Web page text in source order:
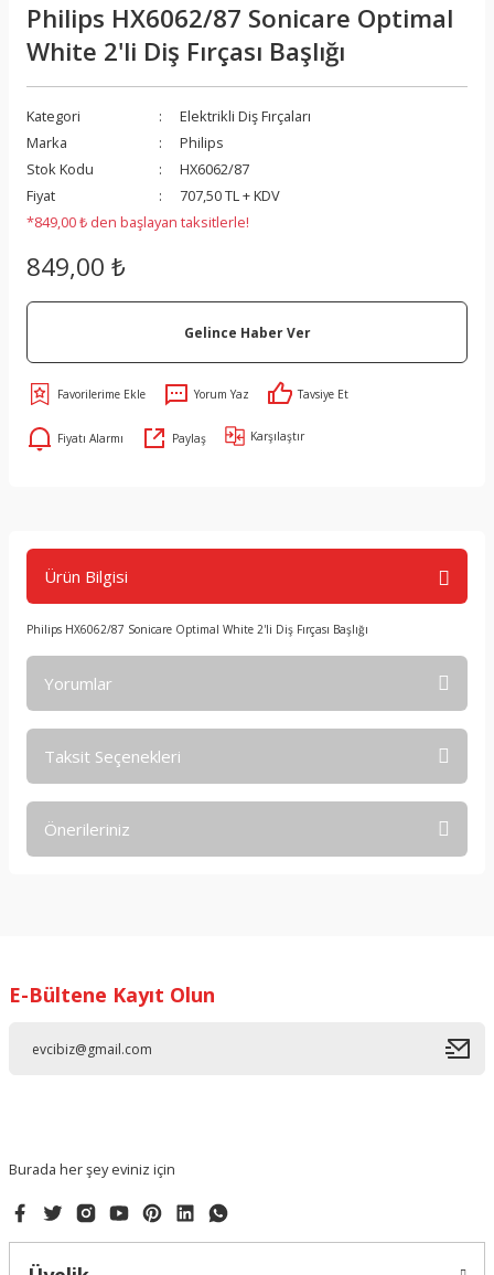
Philips HX6062/87 Sonicare Optimal
White 2'li Diş Fırçası Başlığı
Kategori
Elektrikli Diş Fırçaları
Marka
Philips
Stok Kodu
HX6062/87
Fiyat
707,50 TL + KDV
*849,00 ₺ den başlayan taksitlerle!
849,00 ₺
Gelince Haber Ver
Yorum Yaz Tavsiye Et
Fiyatı Alarmı Paylaş Karşılaştır
Ürün Bilgisi
Philips HX6062/87 Sonicare Optimal White 2'li Diş Fırçası Başlığı
Yorumlar
Taksit Seçenekleri
Önerileriniz
Ürün resmi kalitesiz, bozuk veya görüntülenemiyor.
E-Bültene Kayıt Olun
Burada her şey eviniz için